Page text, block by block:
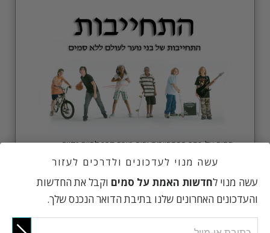
חתום על כתב ההתחייבות והיה מורה דרך לחיים נקיים
מסמים. עבוד עם אחרים כדי לעזור להפיץ את האמת על
הירשם עכשיו
עשה מנוי לעדכונים ולדרכים לעזור
עשה מנוי לחדשות האמת על סמים וקבל את החדשות
והעדכונים האחרונים שלנו בתיבת הדואר הנכנס שלך.